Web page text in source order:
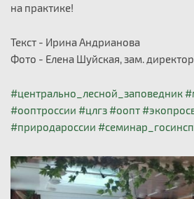
на практике!
Текст - Ирина Андрианова
Фото - Елена Шуйская, зам.
#центрально_лесной_заповедник
#ооптроссии #цлгз#оопт
#природароссии